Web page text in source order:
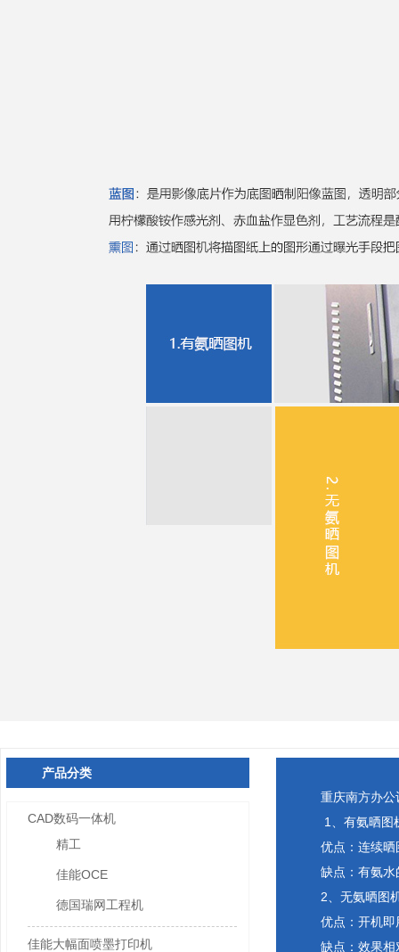
产品分类
CAD数码一体机
精工
佳能OCE
德国瑞网工程机
佳能大幅面喷墨打印机
重庆南方办
1、有氨晒
优点：连续
缺点：有氨
2、无氨晒图
优点：开机
缺点：效果